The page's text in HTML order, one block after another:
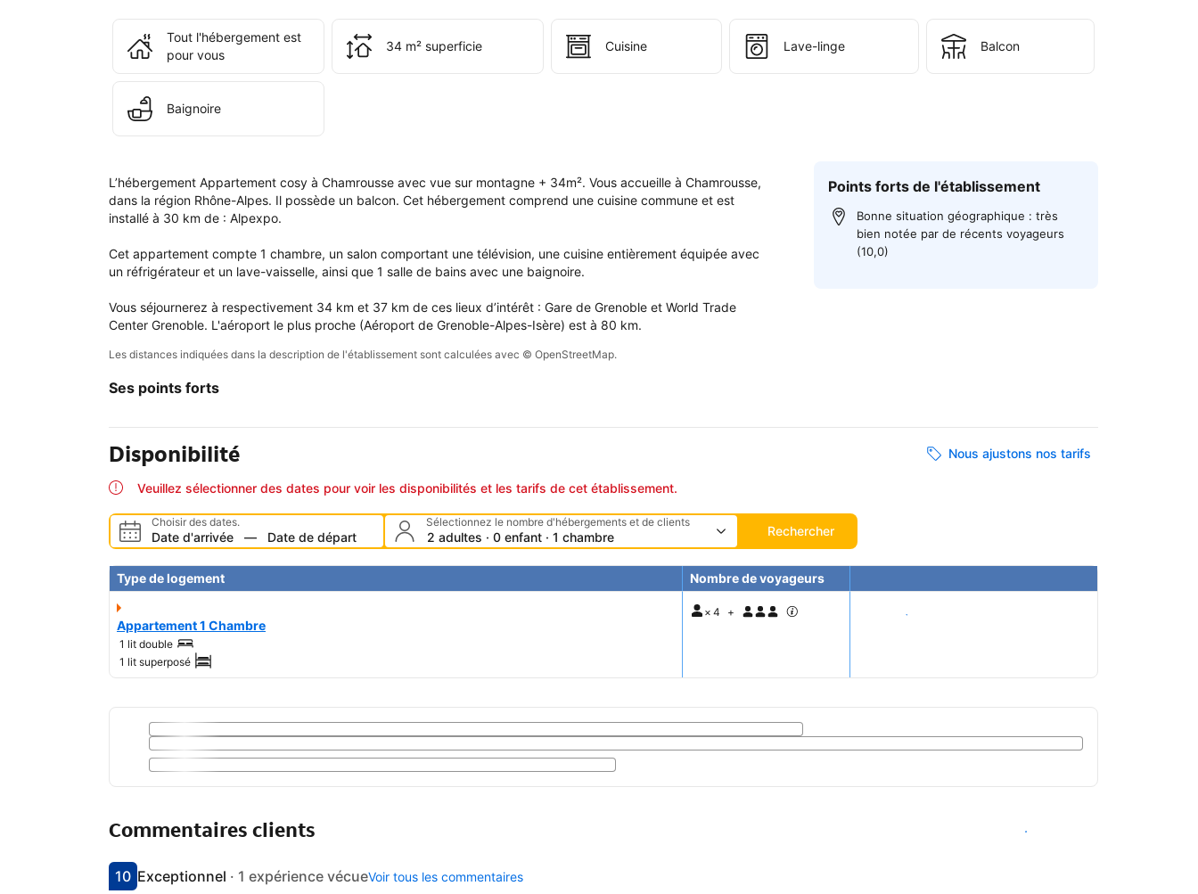
Appartement
+
34m²..
Tout l'hébergement est
pour vous
34 m² superficie Cuisine Lave-linge Balcon
Baignoire
L’hébergement Appartement cosy à Chamrousse avec vue sur montagne + 34m². Vous accueille à Chamrousse,
dans la région Rhône-Alpes. Il possède un balcon. Cet hébergement comprend une cuisine commune et est
installé à 30 km de : Alpexpo.
Cet appartement compte 1 chambre, un salon comportant une télévision, une cuisine entièrement équipée avec
un réfrigérateur et un lave-vaisselle, ainsi que 1 salle de bains avec une baignoire.
Vous séjournerez à respectivement 34 km et 37 km de ces lieux d’intérêt : Gare de Grenoble et World Trade
Center Grenoble. L'aéroport le plus proche (Aéroport de Grenoble-Alpes-Isère) est à 80 km.
Les distances indiquées dans la description de l'établissement sont calculées avec © OpenStreetMap.
Ses points forts
Points forts de l'établissement
Bonne situation géographique : très
bien notée par de récents voyageurs
(10,0)
Disponibilité Nous ajustons nos tarifs
Veuillez sélectionner des dates pour voir les disponibilités et les tarifs de cet établissement.
Choisir des dates.
Date d'arrivée — Date de départ
Sélectionnez le nombre d'hébergements et de clients
2 adultes · 0 enfant · 1 chambre Rechercher
Type de logement Nombre de voyageurs
Appartement 1 Chambre
1 lit double
1 lit superposé
× 4 + Voir les tarifs
Commentaires clients Voir les disponibilités
Avec une note de 10
10
exceptionnel
Exceptionnel · 1 expérience vécueVoir tous les commentaires